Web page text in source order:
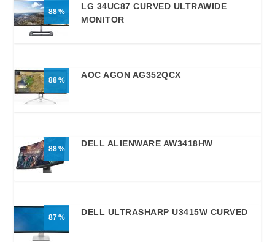
88
LG 34UC87 CURVED ULTRAWIDE
MONITOR
88
AOC AGON AG352QCX
88
DELL ALIENWARE AW3418HW
87
DELL ULTRASHARP U3415W CURVED